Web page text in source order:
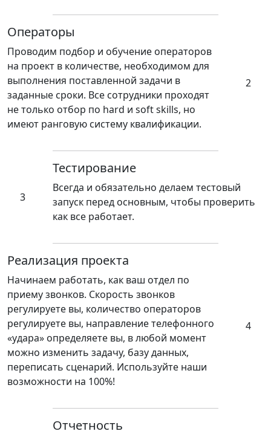
Операторы
Проводим подбор и обучение операторов
на проект в количестве, необходимом для
выполнения поставленной задачи в
заданные сроки. Все сотрудники проходят
не только отбор по hard и soft skills, но
имеют ранговую систему квалификации.
2
3
Тестирование
Всегда и обязательно делаем тестовый
запуск перед основным, чтобы проверить
как все работает.
Реализация проекта
Начинаем работать, как ваш отдел по
приему звонков. Скорость звонков
регулируете вы, количество операторов
регулируете вы, направление телефонного
«удара» определяете вы, в любой момент
можно изменить задачу, базу данных,
переписать сценарий. Используйте наши
возможности на 100%!
4
Отчетность